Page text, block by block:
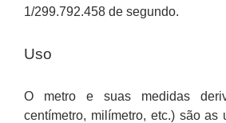
1/299.792.458 de segundo.
Uso
O metro e suas medidas
centímetro, milímetro, etc.) são as